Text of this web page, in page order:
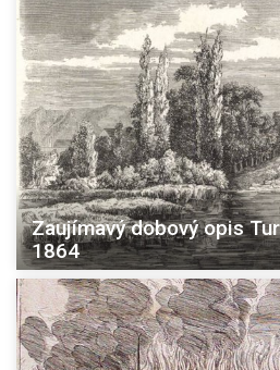
Zaujímavý dobový opis
1864